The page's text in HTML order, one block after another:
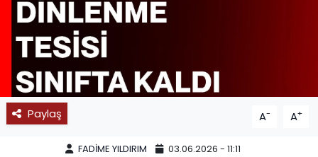
Paylaş A- A+
FADİME YILDIRIM 03.06.2026 - 11:11
SPOR
11:11 MANŞET